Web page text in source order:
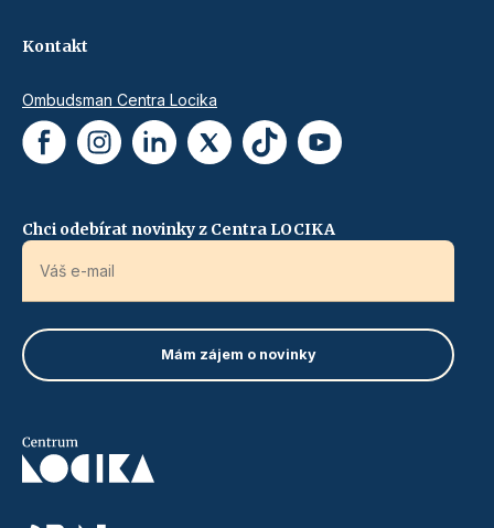
Kontakt
Ombudsman Centra Locika
Chci odebírat novinky z Centra LOCIKA